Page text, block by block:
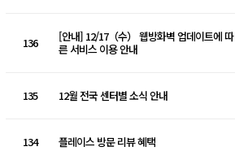
136
[안내] 12/17（수） 웹방화벽 업데이트에 따
른 서비스 이용 안내
135 12월 전국 센터별 소식 안내
134 플레이스 방문 리뷰 혜택